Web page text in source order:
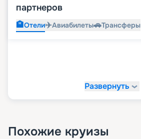
партнеров
🏨Отели✈️Авиабилеты🚗Трансферы
Развернуть
Похожие круизы